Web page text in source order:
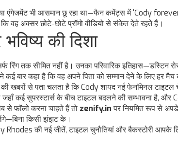
एंगेजमेंट भी आसमान छू रहा था—फैन कमेंट्स में ‘Cody
वह अक्सर छोटे-छोटे प्रॉमो वीडियो से संकेत देते रहते हैं।
की दिशा
रिंग तक सीमित नहीं है। उनका परिवारिक
कई बार कहा है कि वह अपने पिता को सम्मान देने के लिए हर मैच
खबरों से पता चलता है कि Cody शायद नई फेनॉमेनल
जहाँ कई सुपरस्टार्स के बीच टाइटल बदलने की सम्भावना है,
से फॉलो करना चाहते हैं तो zenify.inपर नियमित रूप से
किसी झंझट के।
Rhodes की नई जीतें, टाइटल चुनौतियां और बैकस्टोरी आपके